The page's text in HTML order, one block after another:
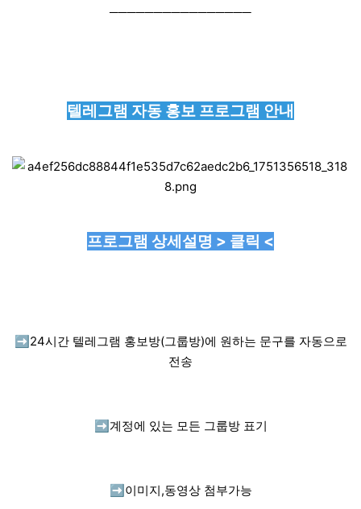
────────────────
텔레그램 자동 홍보 프로그램 안내
프로그램 상세설명 > 클릭 <
➡️ 24시간 텔레그램 홍보방(그룹방)에 원하는 문구를 자동으로
전송
➡️ 계정에 있는 모든 그룹방 표기
➡️ 이미지,동영상 첨부가능